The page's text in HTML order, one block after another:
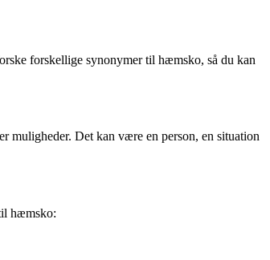
forskellige synonymer til hæmsko, så du kan
muligheder. Det kan være en person, en situation
hæmsko: